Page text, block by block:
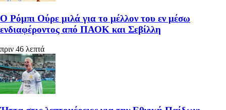
Ο Ρόμπι Ούρε μιλά για το μέλλον του εν μέσω
ενδιαφέροντος από ΠΑΟΚ και Σεβίλλη
πριν 46 λεπτά